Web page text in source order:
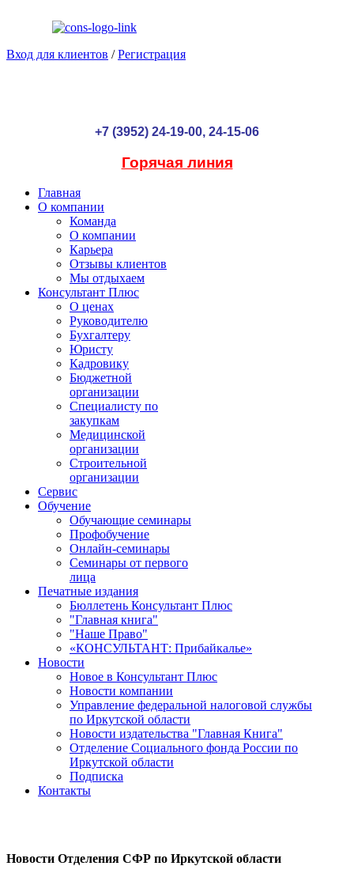
Вход для клиентов /Регистрация
+7 (3952) 24-19-00, 24-15-06
Горячая линия
Главная
О компании
Команда
О компании
Карьера
Отзывы клиентов
Мы отдыхаем
Консультант Плюс
О ценах
Руководителю
Бухгалтеру
Юристу
Кадровику
Бюджетной
организации
Специалисту по
закупкам
Медицинской
организации
Строительной
организации
Сервис
Обучение
Обучающие семинары
Профобучение
Онлайн-семинары
Семинары от первого
лица
Печатные издания
Бюллетень Консультант Плюс
"Главная книга"
"Наше Право"
«КОНСУЛЬТАНТ: Прибайкалье»
Новости
Новое в Консультант Плюс
Новости компании
Управление федеральной налоговой службы
по Иркутской области
Новости издательства "Главная Книга"
Отделение Социального фонда России по
Иркутской области
Подписка
Контакты
Новости Отделения СФР по Иркутской области